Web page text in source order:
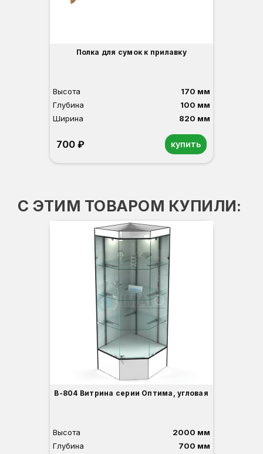
Полка для сумок к прилавку
Высота
170 мм
Глубина
100 мм
Ширина
820 мм
700 ₽ купить
С ЭТИМ ТОВАРОМ КУПИЛИ:
В-804 Витрина серии Оптима, угловая
Высота
2000 мм
Глубина
700 мм